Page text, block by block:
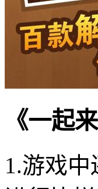
《一起
1.游戏